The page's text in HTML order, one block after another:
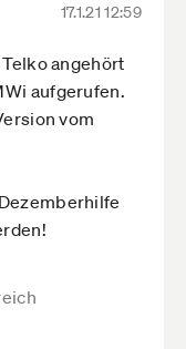
17.1.21 12:59
angehört
aufgerufen.
vom